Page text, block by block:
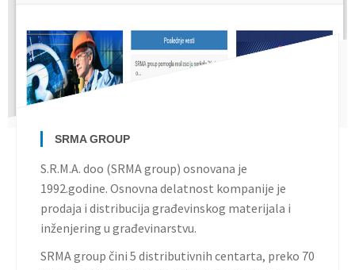
SRMA GROUP
S.R.M.A. doo (SRMA group) osnovana je
1992.godine. Osnovna delatnost kompanije je
prodaja i distribucija građevinskog materijala i
inženjering u građevinarstvu.
SRMA group čini 5 distributivnih centarta, preko 70